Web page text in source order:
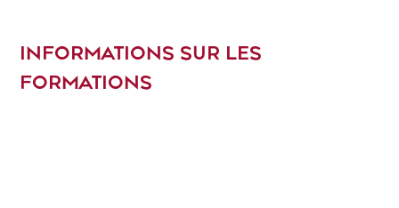
INFORMATIONS SUR LES
FORMATIONS